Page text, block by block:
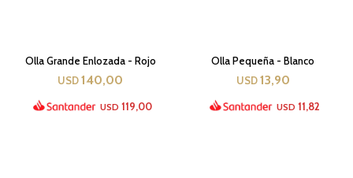
Olla Grande Enlozada - Rojo
USD 140,00
USD 119,00
Olla Pequeña - Blanco
USD 13,90
USD 11,82